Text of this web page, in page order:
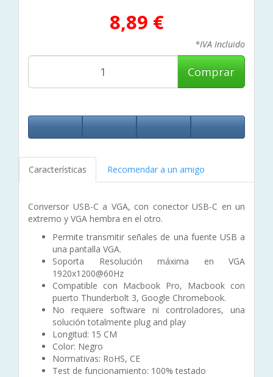
8,89 €
*IVA Incluido
Comprar
Características Recomendar a un amigo
Conversor USB-C a VGA, con conector USB-C en un
extremo y VGA hembra en el otro.
Permite transmitir señales de una fuente USB a
una pantalla VGA.
Soporta Resolución máxima en VGA
1920x1200@60Hz
Compatible con Macbook Pro, Macbook con
puerto Thunderbolt 3, Google Chromebook.
No requiere software ni controladores, una
solución totalmente plug and play
Longitud: 15 CM
Color: Negro
Normativas: RoHS, CE
Test de funcionamiento: 100% testado